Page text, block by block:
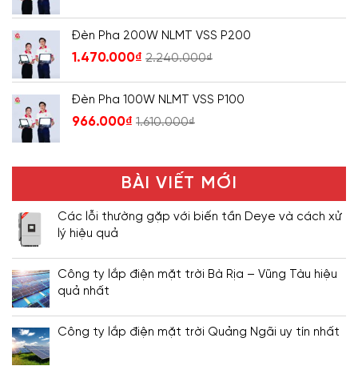
Đèn Pha 200W NLMT VSS P200
1.470.000₫ 2.240.000₫
Đèn Pha 100W NLMT VSS P100
966.000₫ 1.610.000₫
BÀI VIẾT MỚI
Các lỗi thường gặp với biến tần Deye và cách xử
lý hiệu quả
Công ty lắp điện mặt trời Bà Rịa – Vũng Tàu hiệu
quả nhất
Công ty lắp điện mặt trời Quảng Ngãi uy tín nhất